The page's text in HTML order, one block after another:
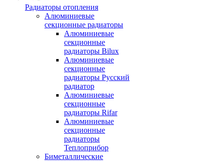
Радиаторы отопления
Алюминиевые
секционные радиаторы
Алюминиевые
секционные
радиаторы Bilux
Алюминиевые
секционные
радиаторы Русский
радиатор
Алюминиевые
секционные
радиаторы Rifar
Алюминиевые
секционные
радиаторы
Теплоприбор
Биметаллические